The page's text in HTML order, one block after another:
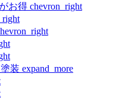
お得 chevron_right
装 expand_more